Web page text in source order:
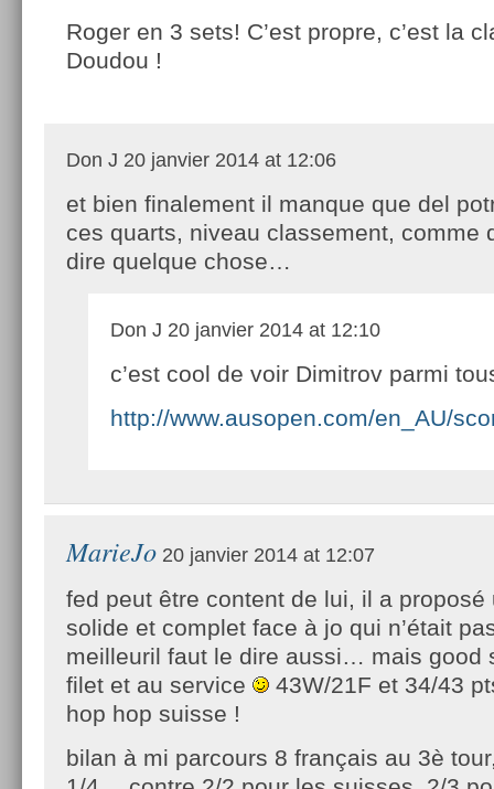
Roger en 3 sets! C’est propre, c’est la
Doudou !
Don J 20 janvier 2014 at 12:06
et bien finalement il manque que del
ces quarts, niveau classement, comme
dire quelque chose…
Don J 20 janvier 2014 at 12:10
c’est cool de voir Dimitrov parmi
http://www.ausopen.com/en_AU/
MarieJo 20 janvier 2014 at 12:07
fed peut être content de lui, il a proposé
solide et complet face à jo qui n’était
meilleuril faut le dire aussi… mais good
filet et au service
43W/21F et 34/43
hop hop suisse !
bilan à mi parcours 8 français au 3è